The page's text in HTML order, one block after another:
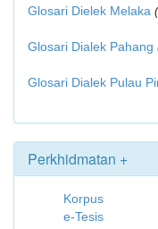
Glosari Dielek Melaka
Glosari Dialek Pahang
Glosari Dialek Pulau
Perkhidmatan +
Korpus
e-Tesis